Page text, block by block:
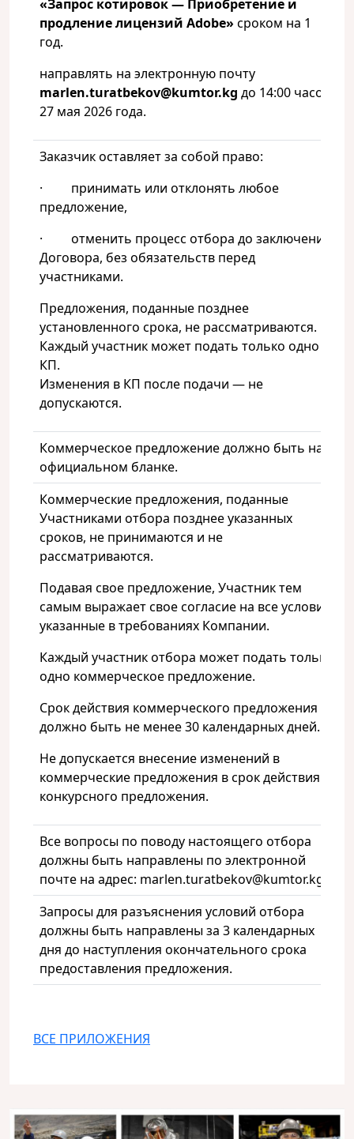
«Запрос котировок — Приобретение и
продление лицензий Adobe»сроком на 1
год.
направлять на электронную почту
marlen.turatbekov@kumtor.kg до 14:00 часов
27 мая 2026 года.
Заказчик оставляет за собой право:
· принимать или отклонять любое
предложение,
· отменить процесс отбора до заключения
Договора, без обязательств перед
участниками.
Предложения, поданные позднее
установленного срока, не рассматриваются.
Каждый участник может подать только одно
КП.
Изменения в КП после подачи — не
допускаются.
Коммерческое предложение должно быть на
официальном бланке.
Коммерческие предложения, поданные
Участниками отбора позднее указанных
сроков, не принимаются и не
рассматриваются.
Подавая свое предложение, Участник тем
самым выражает свое согласие на все условия,
указанные в требованиях Компании.
Каждый участник отбора может подать только
одно коммерческое предложение.
Срок действия коммерческого предложения
должно быть не менее 30 календарных дней.
Не допускается внесение изменений в
коммерческие предложения в срок действия
конкурсного предложения.
Все вопросы по поводу настоящего отбора
должны быть направлены по электронной
почте на адрес: marlen.turatbekov@kumtor.kg.
Запросы для разъяснения условий отбора
должны быть направлены за 3 календарных
дня до наступления окончательного срока
предоставления предложения.
ВСЕ ПРИЛОЖЕНИЯ